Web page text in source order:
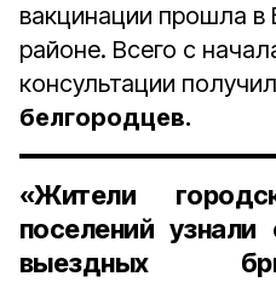
вакцинации прошла в
районе. Всего с
консультации
белгородцев.
«Жители
поселений
выездных